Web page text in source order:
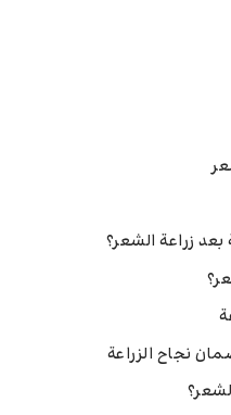
زراعة الشعر؟
نجاح الزراعة